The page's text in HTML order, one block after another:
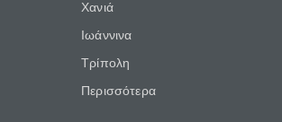
Χανιά
Ιωάννινα
Τρίπολη
Περισσότερα